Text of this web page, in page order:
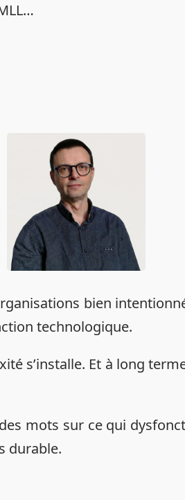
bien
technologique.
s’installe. Et à long
mots sur ce qui
durable.